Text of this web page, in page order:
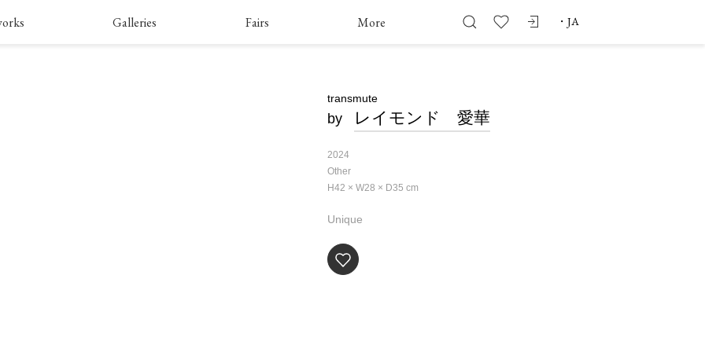
Galleries Fairs More ・ JA
transmute
by レイモンド 愛華
2024
Other
H42 × W28 × D35 cm
Unique